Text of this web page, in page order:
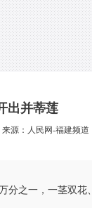
出并蒂莲
源： 人民网-福建频道
之一，一茎双花